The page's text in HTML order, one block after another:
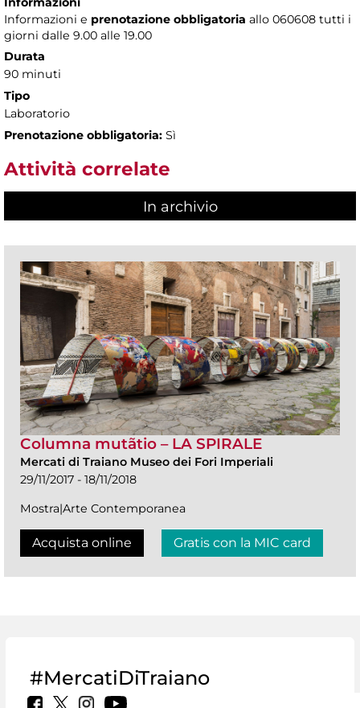
Informazioni e prenotazione obbligatoria allo 060608 tutti i
giorni dalle 9.00 alle 19.00
Durata
90 minuti
Tipo
Laboratorio
Prenotazione obbligatoria: Sì
Attività correlate
In archivio
Columna mutãtio – LA SPIRALE
Mercati di Traiano Museo dei Fori Imperiali
29/11/2017 - 18/11/2018
Mostra|Arte Contemporanea
Acquista online Gratis con la MIC card
#MercatiDiTraiano